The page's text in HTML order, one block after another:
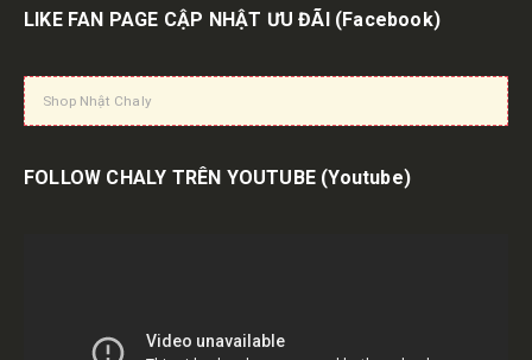
LIKE FAN PAGE CẬP NHẬT ƯU ĐÃI (Facebook)
Shop Nhật Chaly
FOLLOW CHALY TRÊN YOUTUBE (Youtube)